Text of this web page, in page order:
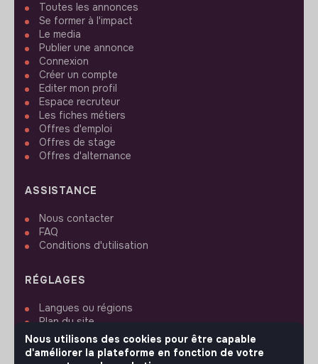
Toutes les annonces
Se former à l'impact
Le media
Publier une annonce
Connexion
Créer un compte
Editer mon profil
Espace recruteur
Les fiches métiers
Offres d'emploi
Offres de stage
Offres d'alternance
ASSISTANCE
Nous contacter
FAQ
Conditions d'utilisation
RÉGLAGES
Langues ou régions
Plan du site
Paramètres des cookies
Nous utilisons des cookies pour être capable
d'améliorer la plateforme en fonction de votre